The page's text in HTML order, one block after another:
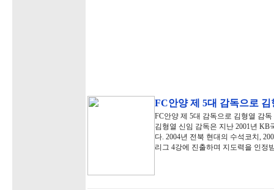
FC안양 제 5대 감독으로
FC안양 제 5대 감독으로 김형열 감
김형열 신임 감독은 지난 2001년
다. 2004년 전북 현대의 수석코치,
리그 4강에 진출하며 지도력을 인정